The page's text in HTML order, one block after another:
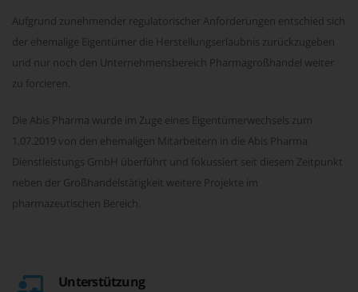
Aufgrund zunehmender regulatorischer Anforderungen entschied sich
der ehemalige Eigentümer die Herstellungserlaubnis zurückzugeben
und nur noch den Unternehmensbereich Pharmagroßhandel weiter
zu forcieren.
Die Abis Pharma wurde im Zuge eines Eigentümerwechsels zum
1.07.2019 von den ehemaligen Mitarbeitern in die Abis Pharma
Dienstleistungs GmbH überführt und fokussiert seit diesem Zeitpunkt
neben der Großhandelstätigkeit weitere Projekte im
pharmazeutischen Bereich.
Unterstützung